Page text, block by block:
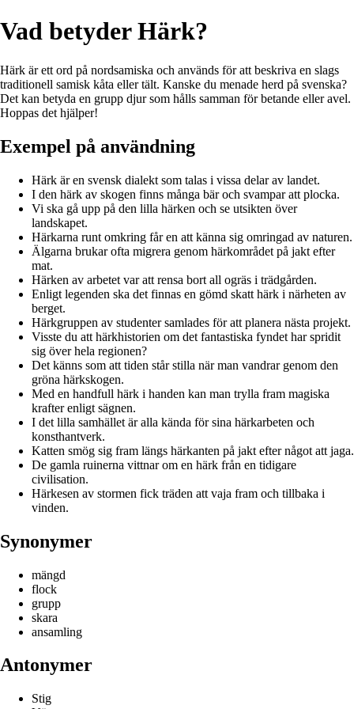
Vad betyder Härk?
Härk är ett ord på nordsamiska och används för att beskriva en slags
traditionell samisk kåta eller tält. Kanske du menade herd på svenska?
Det kan betyda en grupp djur som hålls samman för betande eller avel.
Hoppas det hjälper!
Exempel på användning
Härk är en svensk dialekt som talas i vissa delar av landet.
I den härk av skogen finns många bär och svampar att plocka.
Vi ska gå upp på den lilla härken och se utsikten över
landskapet.
Härkarna runt omkring får en att känna sig omringad av naturen.
Älgarna brukar ofta migrera genom härkområdet på jakt efter
mat.
Härken av arbetet var att rensa bort all ogräs i trädgården.
Enligt legenden ska det finnas en gömd skatt härk i närheten av
berget.
Härkgruppen av studenter samlades för att planera nästa projekt.
Visste du att härkhistorien om det fantastiska fyndet har spridit
sig över hela regionen?
Det känns som att tiden står stilla när man vandrar genom den
gröna härkskogen.
Med en handfull härk i handen kan man trylla fram magiska
krafter enligt sägnen.
I det lilla samhället är alla kända för sina härkarbeten och
konsthantverk.
Katten smög sig fram längs härkanten på jakt efter något att jaga.
De gamla ruinerna vittnar om en härk från en tidigare
civilisation.
Härkesen av stormen fick träden att vaja fram och tillbaka i
vinden.
Synonymer
mängd
flock
grupp
skara
ansamling
Antonymer
Stig